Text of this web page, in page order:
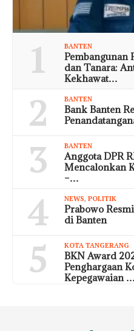
1 BANTEN
Pembangunan
dan Tanara:
Kekhawat…
2 BANTEN
Bank Banten
3 BANTEN
Anggota DPR
Mencalonkan
–…
4 NEWS, POLITIK
Prabowo
di Banten
5 KOTA TANGERANG
BKN Award
Penghargaan
Kepegawaian …